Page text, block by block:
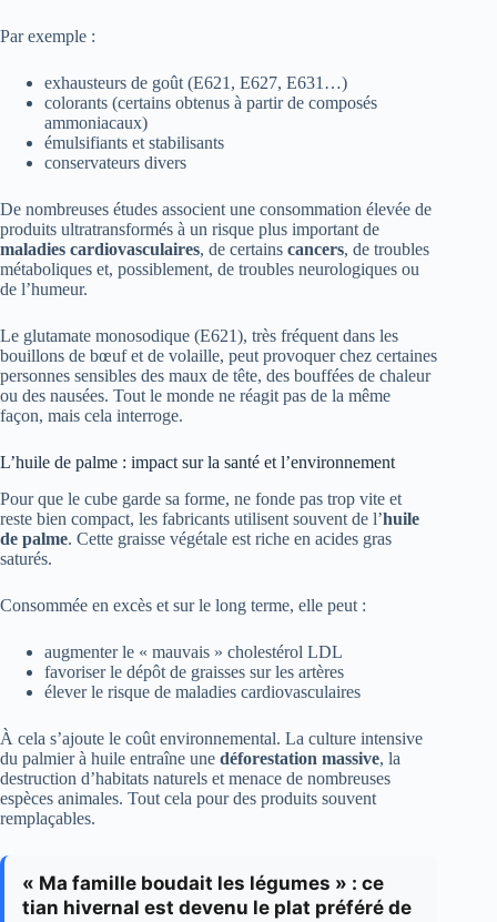
Par exemple :
exhausteurs de goût (E621, E627, E631…)
colorants (certains obtenus à partir de composés
ammoniacaux)
émulsifiants et stabilisants
conservateurs divers
De nombreuses études associent une consommation élevée de
produits ultratransformés à un risque plus important de
maladies cardiovasculaires, de certains cancers, de troubles
métaboliques et, possiblement, de troubles neurologiques ou
de l’humeur.
Le glutamate monosodique (E621), très fréquent dans les
bouillons de bœuf et de volaille, peut provoquer chez certaines
personnes sensibles des maux de tête, des bouffées de chaleur
ou des nausées. Tout le monde ne réagit pas de la même
façon, mais cela interroge.
L’huile de palme : impact sur la santé et l’environnement
Pour que le cube garde sa forme, ne fonde pas trop vite et
reste bien compact, les fabricants utilisent souvent de l’huile
de palme. Cette graisse végétale est riche en acides gras
saturés.
Consommée en excès et sur le long terme, elle peut :
augmenter le « mauvais » cholestérol LDL
favoriser le dépôt de graisses sur les artères
élever le risque de maladies cardiovasculaires
À cela s’ajoute le coût environnemental. La culture intensive
du palmier à huile entraîne une déforestation massive, la
destruction d’habitats naturels et menace de nombreuses
espèces animales. Tout cela pour des produits souvent
remplaçables.
« Ma famille boudait les légumes » : ce
tian hivernal est devenu le plat préféré de